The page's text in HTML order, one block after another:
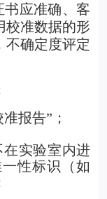
应准确、客
校准数据的形
不确定度评定
报告”；
实验室内进
性标识（如